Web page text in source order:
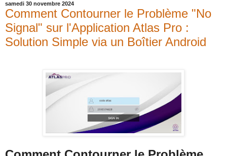
samedi 30 novembre 2024
Comment Contourner le Problème "No
Signal" sur l'Application Atlas Pro :
Solution Simple via un Boîtier Android